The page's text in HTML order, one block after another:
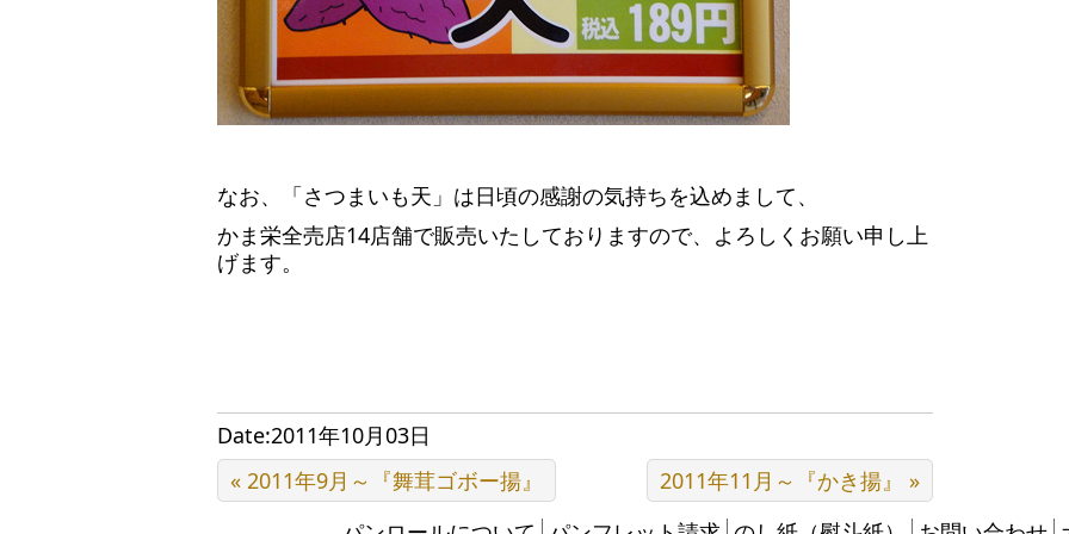
なお、「さつまいも天」は日頃の感謝の気持ちを込めまして、
かま栄全売店14店舗で販売いたしておりますので、よろしくお願い申し上
げます。
Date:2011年10月03日
« 2011年9月～『舞茸ゴボー揚』
2011年11月～『かき揚』 »